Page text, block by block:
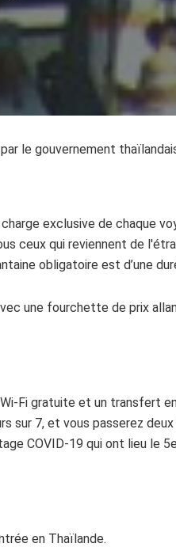
par le gouvernement
exclusive de chaque
ceux qui reviennent de
obligatoire est d’une
une fourchette de prix
Fi gratuite et un transfert
sur 7, et vous passerez
COVID-19 qui ont lieu le
en Thaïlande.